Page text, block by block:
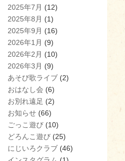
2025年7月 (12)
2025年8月 (1)
2025年9月 (16)
2026年1月 (9)
2026年2月 (10)
2026年3月 (9)
あそび歌ライブ (2)
おはなし会 (6)
お別れ遠足 (2)
お知らせ (66)
ごっこ遊び (10)
どろんこ遊び (25)
にじいろクラブ (46)